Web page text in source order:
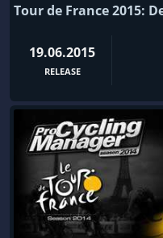
Tour de France 2015:
19.06.2015
RELEASE